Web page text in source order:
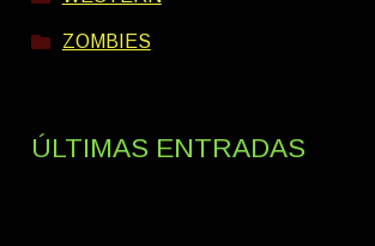
ZOMBIES
ÚLTIMAS ENTRADAS